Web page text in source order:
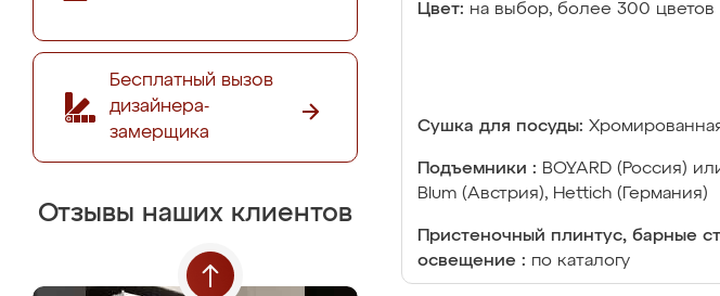
Бесплатный вызов
дизайнера-
замерщика
Отзывы наших клиентов
Цвет: на выбор, более 300 цветов
Сушка для посуды:
Подъемники : BOYARD (Россия)
Blum (Австрия), Hettich (Германия)
Пристеночный плинтус, барные
освещение : по каталогу